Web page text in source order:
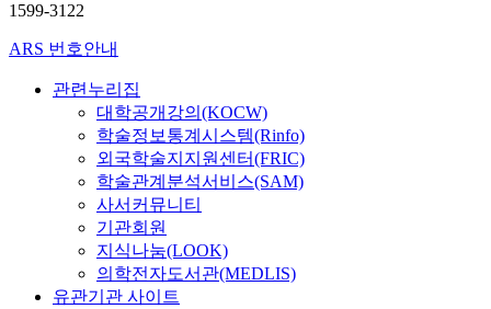
1599-3122
ARS 번호안내
관련누리집
대학공개강의(KOCW)
학술정보통계시스템(Rinfo)
외국학술지지원센터(FRIC)
학술관계분석서비스(SAM)
사서커뮤니티
기관회원
지식나눔(LOOK)
의학전자도서관(MEDLIS)
유관기관 사이트